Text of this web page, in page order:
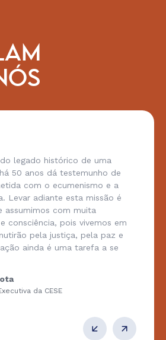
legado histórico de uma
50 anos dá testemunho de
com o ecumenismo e a
Levar adiante esta missão é
assumimos com muita
consciência, pois vivemos em
pela justiça, pela paz e
ainda é uma tarefa a se
da CESE